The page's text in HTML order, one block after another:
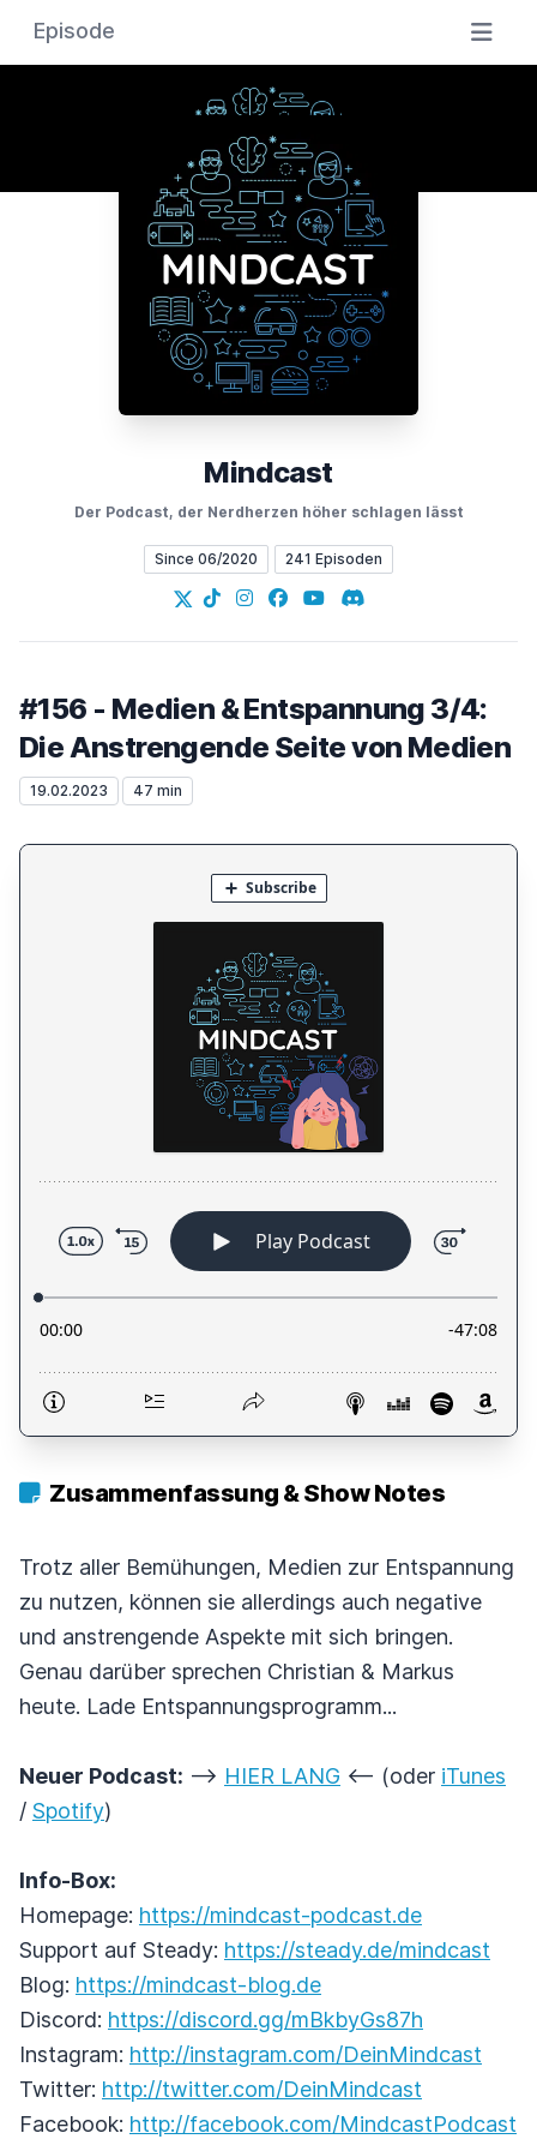
Episode
Mindcast
Der Podcast, der Nerdherzen höher schlagen lässt
Since 06/2020 241 Episoden
X TikTokInstagram
Facebook
YouTubeDiscord
#156 - Medien & Entspannung 3/4:
Die Anstrengende Seite von Medien
19.02.2023 47 min
Zusammenfassung & Show Notes
Trotz aller Bemühungen, Medien zur Entspannung
zu nutzen, können sie allerdings auch negative
und anstrengende Aspekte mit sich bringen.
Genau darüber sprechen Christian & Markus
heute. Lade Entspannungsprogramm...
Neuer Podcast: --> HIER LANG <-- (oder iTunes
/ Spotify)
Info-Box:
Homepage: https://mindcast-podcast.de
Support auf Steady: https://steady.de/mindcast
Blog: https://mindcast-blog.de
Discord: https://discord.gg/mBkbyGs87h
Instagram: http://instagram.com/DeinMindcast
Twitter: http://twitter.com/DeinMindcast
Facebook: http://facebook.com/MindcastPodcast